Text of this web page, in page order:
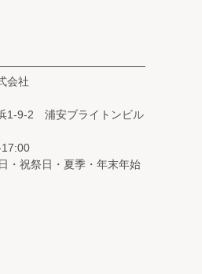
会社
1-9-2 浦安ブライトンビル
・祝祭日・夏季・年末年始